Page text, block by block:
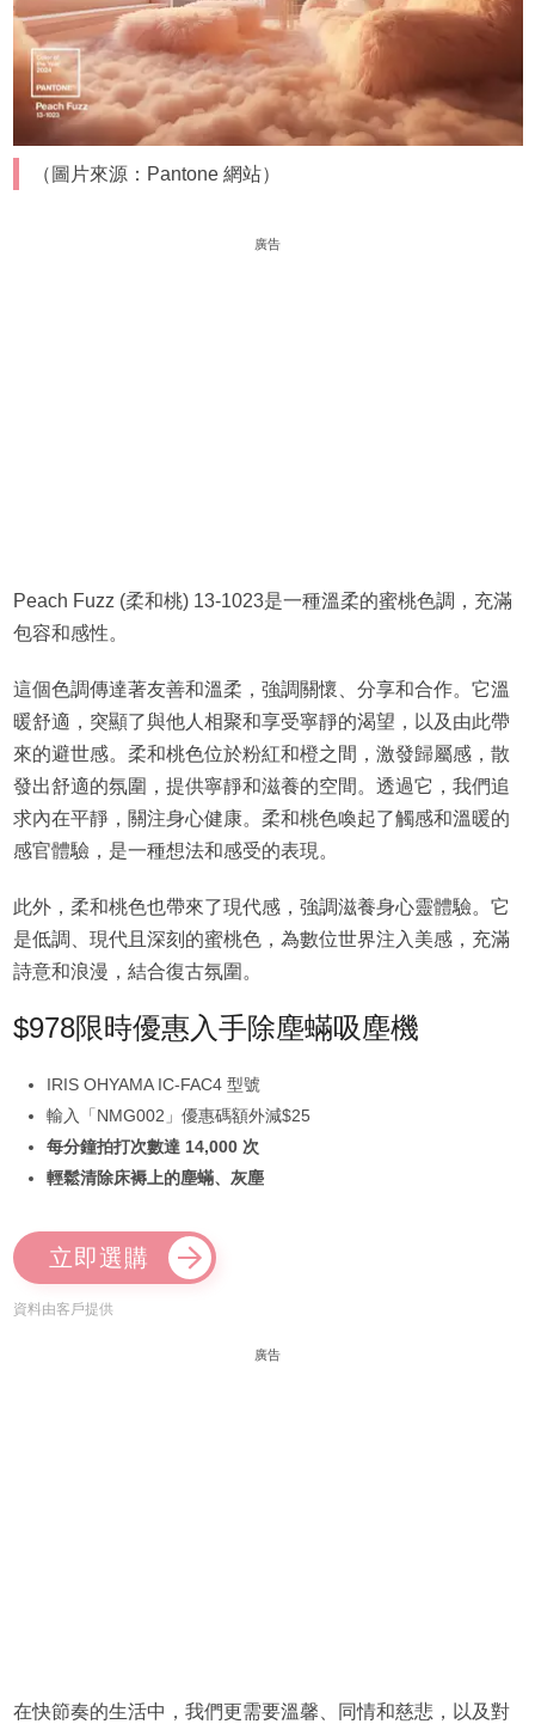
（圖片來源：Pantone 網站）
廣告
Peach Fuzz (柔和桃) 13-1023是一種溫柔的蜜桃色調，充滿
包容和感性。
這個色調傳達著友善和溫柔，強調關懷、分享和合作。它溫
暖舒適，突顯了與他人相聚和享受寧靜的渴望，以及由此帶
來的避世感。柔和桃色位於粉紅和橙之間，激發歸屬感，散
發出舒適的氛圍，提供寧靜和滋養的空間。透過它，我們追
求內在平靜，關注身心健康。柔和桃色喚起了觸感和溫暖的
感官體驗，是一種想法和感受的表現。
此外，柔和桃色也帶來了現代感，強調滋養身心靈體驗。它
是低調、現代且深刻的蜜桃色，為數位世界注入美感，充滿
詩意和浪漫，結合復古氛圍。
$978限時優惠入手除塵蟎吸塵機
IRIS OHYAMA IC-FAC4 型號
輸入「NMG002」優惠碼額外減$25
每分鐘拍打次數達 14,000 次
輕鬆清除床褥上的塵蟎、灰塵
立即選購
資料由客戶提供
廣告
在快節奏的生活中，我們更需要溫馨、同情和慈悲，以及對